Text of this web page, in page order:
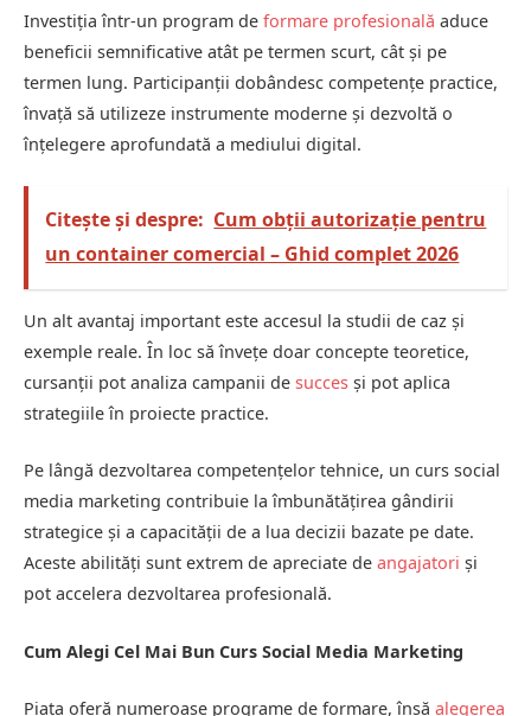
Investiția într-un program de formare profesională aduce
beneficii semnificative atât pe termen scurt, cât și pe
termen lung. Participanții dobândesc competențe practice,
învață să utilizeze instrumente moderne și dezvoltă o
înțelegere aprofundată a mediului digital.
Citește și despre: Cum obții autorizație pentru
un container comercial – Ghid complet 2026
Un alt avantaj important este accesul la studii de caz și
exemple reale. În loc să învețe doar concepte teoretice,
cursanții pot analiza campanii de succes și pot aplica
strategiile în proiecte practice.
Pe lângă dezvoltarea competențelor tehnice, un curs social
media marketing contribuie la îmbunătățirea gândirii
strategice și a capacității de a lua decizii bazate pe date.
Aceste abilități sunt extrem de apreciate de angajatori și
pot accelera dezvoltarea profesională.
Cum Alegi Cel Mai Bun Curs Social Media Marketing
Piața oferă numeroase programe de formare, însă alegerea